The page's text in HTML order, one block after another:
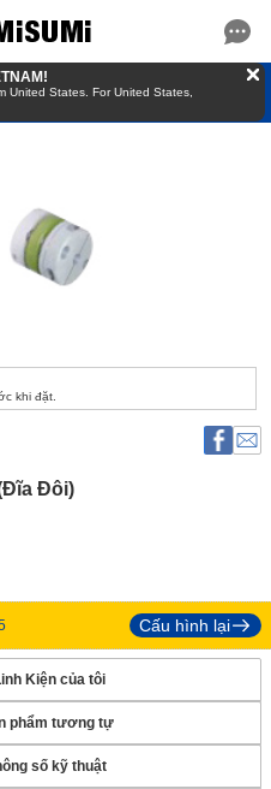
United States. For United States,
khi đặt.
Đôi)
Cấu hình lại
Kiện của tôi
phẩm tương tự
số kỹ thuật